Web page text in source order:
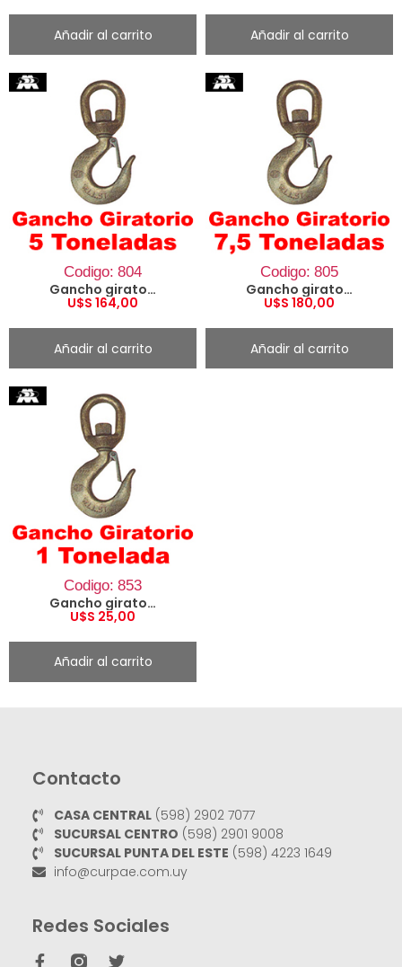
Añadir al carrito Añadir al carrito
Codigo: 804
Gancho giratorio 5 Ton.
U$S 164,00
Añadir al carrito
Codigo: 805
Gancho giratorio 7.5 Ton.
U$S 180,00
Añadir al carrito
Codigo: 853
Gancho giratorio 1 Ton.
U$S 25,00
Añadir al carrito
Contacto
CASA CENTRAL(598) 2902 7077
SUCURSAL CENTRO (598) 2901 9008
SUCURSAL PUNTA DEL ESTE (598) 4223 1649
info@curpae.com.uy
Redes Sociales